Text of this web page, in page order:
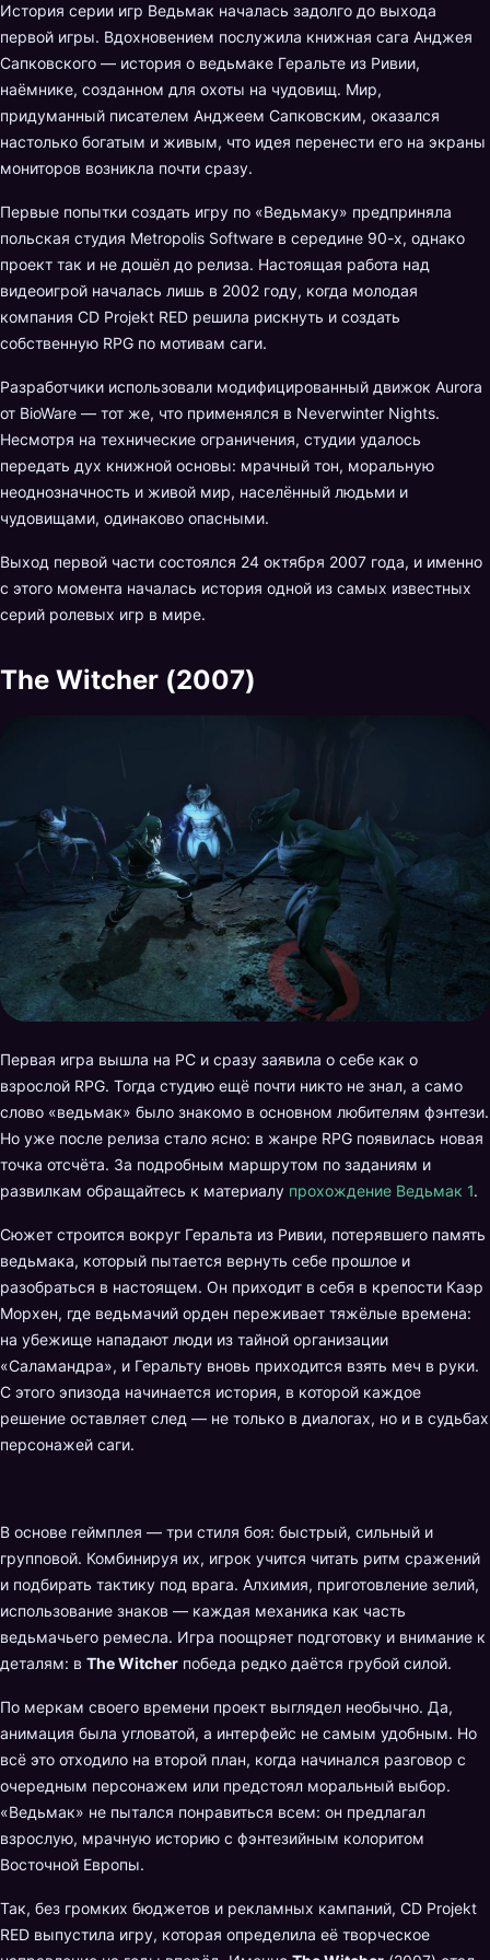
История серии игр Ведьмак началась задолго до выхода
первой игры. Вдохновением послужила книжная сага Анджея
Сапковского — история о ведьмаке Геральте из Ривии,
наёмнике, созданном для охоты на чудовищ. Мир,
придуманный писателем Анджеем Сапковским, оказался
настолько богатым и живым, что идея перенести его на экраны
мониторов возникла почти сразу.
Первые попытки создать игру по «Ведьмаку» предприняла
польская студия Metropolis Software в середине 90-х, однако
проект так и не дошёл до релиза. Настоящая работа над
видеоигрой началась лишь в 2002 году, когда молодая
компания CD Projekt RED решила рискнуть и создать
собственную RPG по мотивам саги.
Разработчики использовали модифицированный движок Aurora
от BioWare — тот же, что применялся в Neverwinter Nights.
Несмотря на технические ограничения, студии удалось
передать дух книжной основы: мрачный тон, моральную
неоднозначность и живой мир, населённый людьми и
чудовищами, одинаково опасными.
Выход первой части состоялся 24 октября 2007 года, и именно
с этого момента началась история одной из самых известных
серий ролевых игр в мире.
The Witcher (2007)
Первая игра вышла на PC и сразу заявила о себе как о
взрослой RPG. Тогда студию ещё почти никто не знал, а само
слово «ведьмак» было знакомо в основном любителям фэнтези.
Но уже после релиза стало ясно: в жанре RPG появилась новая
точка отсчёта. За подробным маршрутом по заданиям и
развилкам обращайтесь к материалу прохождение Ведьмак 1.
Сюжет строится вокруг Геральта из Ривии, потерявшего память
ведьмака, который пытается вернуть себе прошлое и
разобраться в настоящем. Он приходит в себя в крепости Каэр
Морхен, где ведьмачий орден переживает тяжёлые времена:
на убежище нападают люди из тайной организации
«Саламандра», и Геральту вновь приходится взять меч в руки.
С этого эпизода начинается история, в которой каждое
решение оставляет след — не только в диалогах, но и в судьбах
персонажей саги.
В основе геймплея — три стиля боя: быстрый, сильный и
групповой. Комбинируя их, игрок учится читать ритм сражений
и подбирать тактику под врага. Алхимия, приготовление зелий,
использование знаков — каждая механика как часть
ведьмачьего ремесла. Игра поощряет подготовку и внимание к
деталям: в The Witcher победа редко даётся грубой силой.
По меркам своего времени проект выглядел необычно. Да,
анимация была угловатой, а интерфейс не самым удобным. Но
всё это отходило на второй план, когда начинался разговор с
очередным персонажем или предстоял моральный выбор.
«Ведьмак» не пытался понравиться всем: он предлагал
взрослую, мрачную историю с фэнтезийным колоритом
Восточной Европы.
Так, без громких бюджетов и рекламных кампаний, CD Projekt
RED выпустила игру, которая определила её творческое